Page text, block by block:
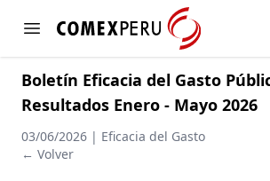
Open menu
https://www.comexperu.org.pe
Boletín Eficacia del Gasto
Resultados Enero - Mayo 2026
03/06/2026 | Eficacia del Gasto
← Volver